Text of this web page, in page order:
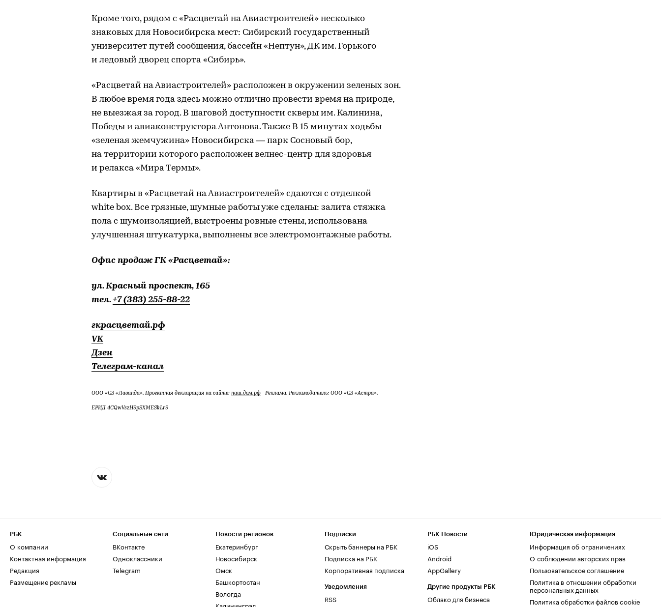
Кроме того, рядом с «Расцветай на Авиастроителей» несколько
знаковых для Новосибирска мест: Сибирский государственный
университет путей сообщения, бассейн «Нептун», ДК им. Горького
и ледовый дворец спорта «Сибирь».
«Расцветай на Авиастроителей» расположен в окружении зеленых зон.
В любое время года здесь можно отлично провести время на природе,
не выезжая за город. В шаговой доступности скверы им. Калинина,
Победы и авиаконструктора Антонова. Также В 15 минутах ходьбы
«зеленая жемчужина» Новосибирска — парк Сосновый бор,
на территории которого расположен велнес-центр для здоровья
и релакса «Мира Термы».
Квартиры в «Расцветай на Авиастроителей» сдаются с отделкой
white box. Все грязные, шумные работы уже сделаны: залита стяжка
пола с шумоизоляцией, выстроены ровные стены, использована
улучшенная штукатурка, выполнены все электромонтажные работы.
Офис продаж ГК «Расцветай»:
ул. Красный проспект, 165
тел.+7 (383) 255-88-22
гкрасцветай.рф
VK
Дзен
Телеграм-канал
ООО «СЗ «Лаванда». Проектная декларация на сайте: наш.дом.рф Реклама. Рекламодатель: ООО «СЗ «Астра».
ЕРИД 4CQwVszH9pSXMESkLr9
РБК
О компании
Контактная информация
Редакция
Размещение рекламы
Социальные сети
ВКонтакте
Одноклассники
Telegram
Новости регионов
Екатеринбург
Новосибирск
Омск
Башкортостан
Вологда
Калининград
Подписки
Скрыть баннеры на РБК
Подписка на РБК
Корпоративная подписка
Уведомления
RSS
РБК Новости
iOS
Android
AppGallery
Другие продукты РБК
Облако для бизнеса
Юридическая информация
Информация об ограничениях
О соблюдении авторских прав
Пользовательское соглашение
Политика в отношении обработки
персональных данных
Политика обработки файлов cookie